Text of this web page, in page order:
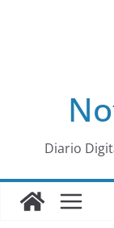
al
Diario